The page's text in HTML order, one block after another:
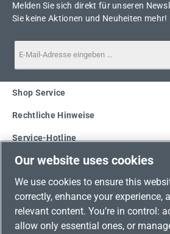
Melden Sie sich direkt für unseren
Sie keine Aktionen und Neuheiten mehr!
Service-Hotline
Shop Service
Rechtliche Hinweise
Unsere Vorteile
Versandarten
Zahlungsarten
Adresse
Our website uses cookies
We use cookies to ensure this
correctly, enhance your experience,
relevant content. You’re in control:
allow only essential ones, or